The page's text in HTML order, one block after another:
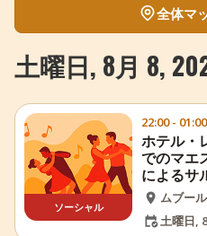
全体マ
土曜日, 8月 8,
ソーシャル
22:00 - 01:00
ホテル・
でのマエ
によるサ
ムブール
土曜日,